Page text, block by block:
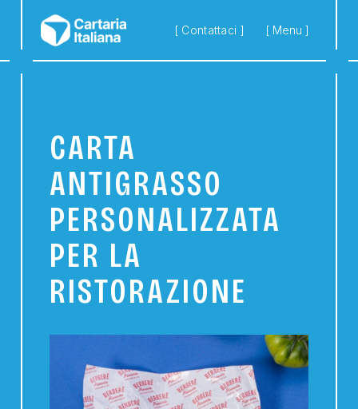
[ Contattaci ] [ Menu ]
CARTA
ANTIGRASSO
PERSONALIZZATA
PER LA
RISTORAZIONE